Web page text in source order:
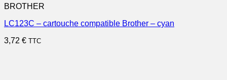
BROTHER
LC123C – cartouche compatible Brother – cyan
3,72 € TTC